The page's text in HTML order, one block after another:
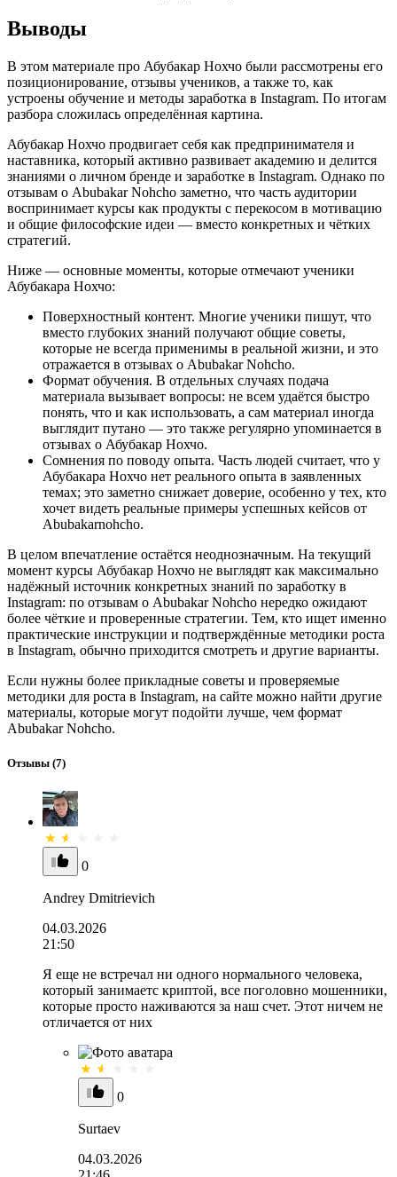
Выводы
В этом материале про Абубакар Нохчо были рассмотрены его
позиционирование, отзывы учеников, а также то, как
устроены обучение и методы заработка в Instagram. По итогам
разбора сложилась определённая картина.
Абубакар Нохчо продвигает себя как предпринимателя и
наставника, который активно развивает академию и делится
знаниями о личном бренде и заработке в Instagram. Однако по
отзывам о Abubakar Nohcho заметно, что часть аудитории
воспринимает курсы как продукты с перекосом в мотивацию
и общие философские идеи — вместо конкретных и чётких
стратегий.
Ниже — основные моменты, которые отмечают ученики
Абубакара Нохчо:
Поверхностный контент. Многие ученики пишут, что
вместо глубоких знаний получают общие советы,
которые не всегда применимы в реальной жизни, и это
отражается в отзывах о Abubakar Nohcho.
Формат обучения. В отдельных случаях подача
материала вызывает вопросы: не всем удаётся быстро
понять, что и как использовать, а сам материал иногда
выглядит путано — это также регулярно упоминается в
отзывах о Абубакар Нохчо.
Сомнения по поводу опыта. Часть людей считает, что у
Абубакара Нохчо нет реального опыта в заявленных
темах; это заметно снижает доверие, особенно у тех, кто
хочет видеть реальные примеры успешных кейсов от
Abubakarnohcho.
В целом впечатление остаётся неоднозначным. На текущий
момент курсы Абубакар Нохчо не выглядят как максимально
надёжный источник конкретных знаний по заработку в
Instagram: по отзывам о Abubakar Nohcho нередко ожидают
более чёткие и проверенные стратегии. Тем, кто ищет именно
практические инструкции и подтверждённые методики роста
в Instagram, обычно приходится смотреть и другие варианты.
Если нужны более прикладные советы и проверяемые
методики для роста в Instagram, на сайте можно найти другие
материалы, которые могут подойти лучше, чем формат
Abubakar Nohcho.
Отзывы (7)
0
Andrey Dmitrievich
04.03.2026
21:50
Я еще не встречал ни одного нормального человека,
который занимаетс криптой, все поголовно мошенники,
которые просто наживаются за наш счет. Этот ничем не
отличается от них
0
Surtaev
04.03.2026